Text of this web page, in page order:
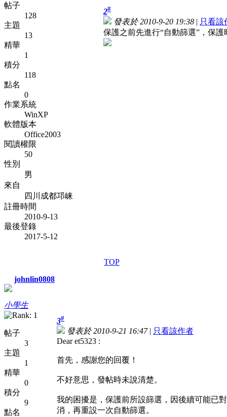
帖子
128
主題
13
精華
1
積分
118
點名
0
作業系統
WinXP
軟體版本
Office2003
閱讀權限
50
性別
男
來自
四川成都邛崃
註冊時間
2010-9-13
最後登錄
2017-5-12
2#
發表於 2010-9-20 19:38 | 只看該
保護之前先進行“自動篩選”，保護
TOP
johnlin0808
小學生
帖子
3
主題
1
精華
0
積分
9
點名
3#
發表於 2010-9-21 16:47| 只看該作者
Dear et5323 :
首先，感謝您的回覆！
不好意思，發帖時未說清楚。
我的困擾是，保護前所設篩選，因後續可能已
消，再重設一次自動篩選。